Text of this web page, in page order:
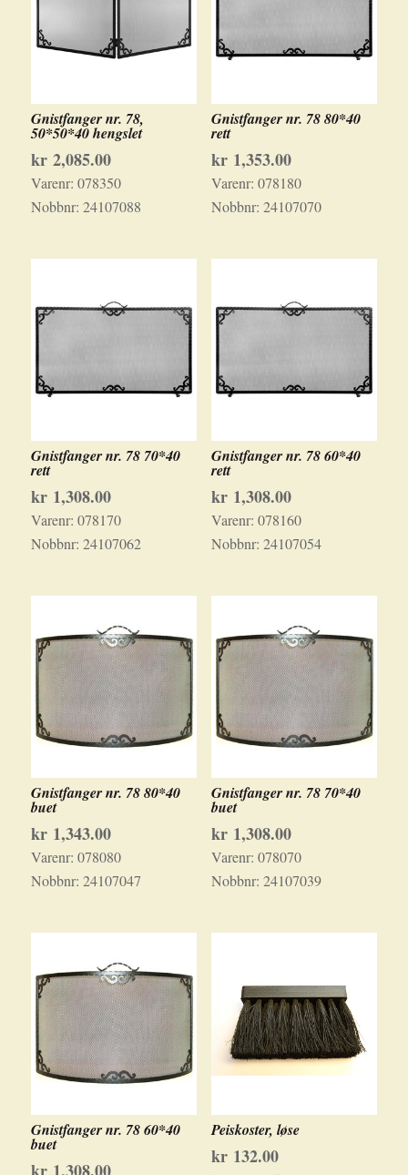
Gnistfanger nr. 78,
50*50*40 hengslet
kr2,085.00
Varenr: 078350
Nobbnr: 24107088
Gnistfanger nr. 78 80*40
rett
kr1,353.00
Varenr: 078180
Nobbnr: 24107070
Gnistfanger nr. 78 70*40
rett
kr1,308.00
Varenr: 078170
Nobbnr: 24107062
Gnistfanger nr. 78 60*40
rett
kr1,308.00
Varenr: 078160
Nobbnr: 24107054
Gnistfanger nr. 78 80*40
buet
kr1,343.00
Varenr: 078080
Nobbnr: 24107047
Gnistfanger nr. 78 70*40
buet
kr1,308.00
Varenr: 078070
Nobbnr: 24107039
Gnistfanger nr. 78 60*40
buet
kr1,308.00
Peiskoster, løse
kr132.00